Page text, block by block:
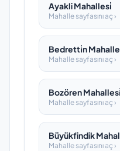
Ayakli Mahallesi̇
Mahalle sayfasını aç ›
Bedretti̇n
Mahalle sayfasını aç ›
Bozören Mahallesi̇
Mahalle sayfasını aç ›
Büyükfindik
Mahalle sayfasını aç ›